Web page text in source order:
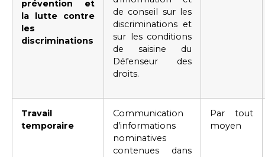
prévention et
la lutte contre
les
discriminations
de conseil sur les
discriminations et
sur les conditions
de saisine du
Défenseur des
droits.
Travail
temporaire
Communication
d’informations
nominatives
contenues dans
Par tout
moyen